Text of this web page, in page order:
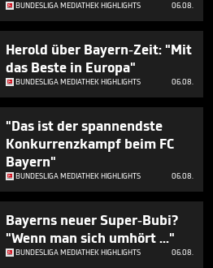
BUNDESLIGA MEDIATHEK HIGHLIGHTS 06.08.
Herold über Bayern-Zeit: "Mit
das Beste in Europa"
BUNDESLIGA MEDIATHEK HIGHLIGHTS 06.08.
"Das ist der spannendste
Konkurrenzkampf beim FC
Bayern"
BUNDESLIGA MEDIATHEK HIGHLIGHTS 06.08.
Bayerns neuer Super-Bubi?
"Wenn man sich umhört ..."
BUNDESLIGA MEDIATHEK HIGHLIGHTS 06.08.